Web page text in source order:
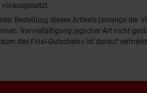
Bestellung dieses Artikels (solange
Vervielfältigung jeglicher Art nicht
des Filial-Gutscheins ist darauf